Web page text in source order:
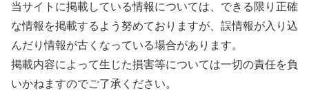
当サイトに掲載している情報については、できる限り正確
な情報を掲載するよう努めておりますが、誤情報が入り込
んだり情報が古くなっている場合があります。
掲載内容によって生じた損害等については一切の責任を負
いかねますのでご了承ください。